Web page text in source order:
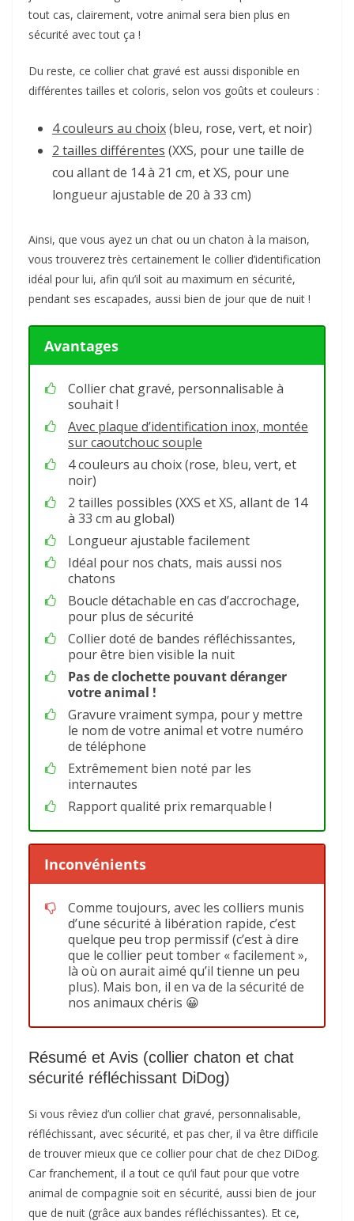
tout cas, clairement, votre animal sera bien plus en
sécurité avec tout ça !
Du reste, ce collier chat gravé est aussi disponible en
différentes tailles et coloris, selon vos goûts et couleurs :
4 couleurs au choix(bleu, rose, vert, et noir)
2 tailles différentes (XXS, pour une taille de
cou allant de 14 à 21 cm, et XS, pour une
longueur ajustable de 20 à 33 cm)
Ainsi, que vous ayez un chat ou un chaton à la maison,
vous trouverez très certainement le collier d’identification
idéal pour lui, afin qu’il soit au maximum en sécurité,
pendant ses escapades, aussi bien de jour que de nuit !
Avantages
Collier chat gravé, personnalisable à
souhait !
Avec plaque d’identification inox, montée
sur caoutchouc souple
4 couleurs au choix (rose, bleu, vert, et
noir)
2 tailles possibles (XXS et XS, allant de 14
à 33 cm au global)
Longueur ajustable facilement
Idéal pour nos chats, mais aussi nos
chatons
Boucle détachable en cas d’accrochage,
pour plus de sécurité
Collier doté de bandes réfléchissantes,
pour être bien visible la nuit
Pas de clochette pouvant déranger
votre animal !
Gravure vraiment sympa, pour y mettre
le nom de votre animal et votre numéro
de téléphone
Extrêmement bien noté par les
internautes
Rapport qualité prix remarquable !
Inconvénients
Comme toujours, avec les colliers munis
d’une sécurité à libération rapide, c’est
quelque peu trop permissif (c’est à dire
que le collier peut tomber « facilement »,
là où on aurait aimé qu’il tienne un peu
plus). Mais bon, il en va de la sécurité de
nos animaux chéris 😀
Résumé et Avis (collier chaton et chat
sécurité réfléchissant DiDog)
Si vous rêviez d’un collier chat gravé, personnalisable,
réfléchissant, avec sécurité, et pas cher, il va être difficile
de trouver mieux que ce collier pour chat de chez DiDog.
Car franchement, il a tout ce qu’il faut pour que votre
animal de compagnie soit en sécurité, aussi bien de jour
que de nuit (grâce aux bandes réfléchissantes). Et ce,